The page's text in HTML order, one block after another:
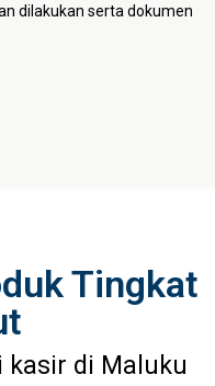
dilakukan serta dokumen
Tingkat
kasir di Maluku